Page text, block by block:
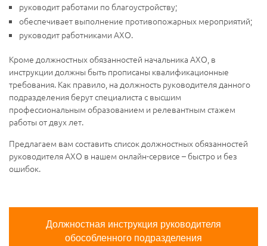
руководит работами по благоустройству;
обеспечивает выполнение противопожарных мероприятий;
руководит работниками АХО.
Кроме должностных обязанностей начальника АХО, в
инструкции должны быть прописаны квалификационные
требования. Как правило, на должность руководителя данного
подразделения берут специалиста с высшим
профессиональным образованием и релевантным стажем
работы от двух лет.
Предлагаем вам составить список должностных обязанностей
руководителя АХО в нашем онлайн-сервисе – быстро и без
ошибок.
Должностная инструкция руководителя
обособленного подразделения